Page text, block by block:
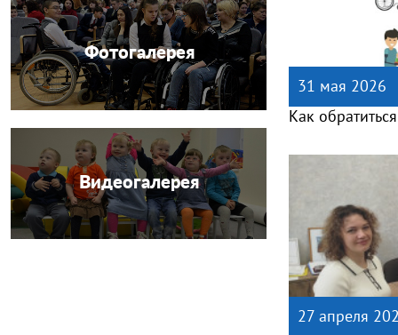
Фотогалерея
Видеогалерея
31 мая 2026
Как
27 апреля